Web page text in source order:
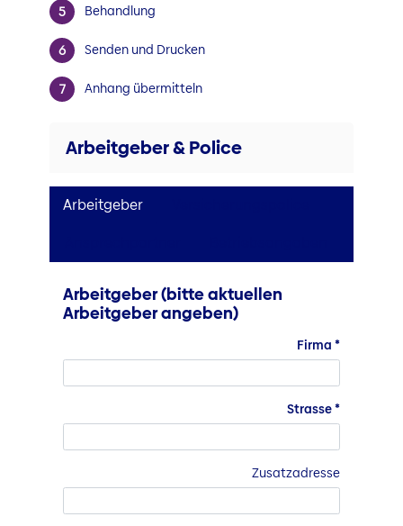
Behandlung
Senden und Drucken
Anhang übermitteln
Arbeitgeber & Police
Arbeitgeber
Arbeitgeber (bitte aktuellen
Arbeitgeber angeben)
Firma
Strasse
Zusatzadresse